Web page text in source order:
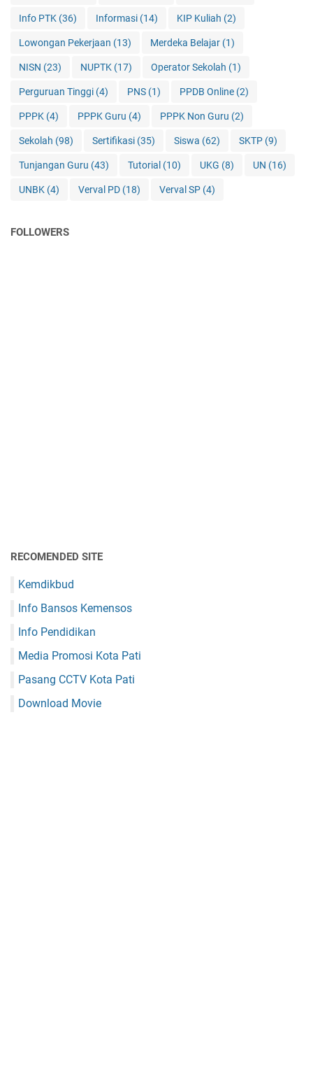
Info PTK (36) Informasi (14) KIP Kuliah (2)
Lowongan Pekerjaan (13) Merdeka Belajar (1)
NISN (23) NUPTK (17) Operator Sekolah (1)
Perguruan Tinggi (4) PNS (1) PPDB Online (2)
PPPK (4) PPPK Guru (4) PPPK Non Guru (2)
Sekolah (98) Sertifikasi (35) Siswa (62) SKTP (9)
Tunjangan Guru (43) Tutorial (10) UKG (8) UN (16)
UNBK (4) Verval PD (18) Verval SP (4)
FOLLOWERS
RECOMENDED SITE
Kemdikbud
Info Bansos Kemensos
Info Pendidikan
Media Promosi Kota Pati
Pasang CCTV Kota Pati
Download Movie